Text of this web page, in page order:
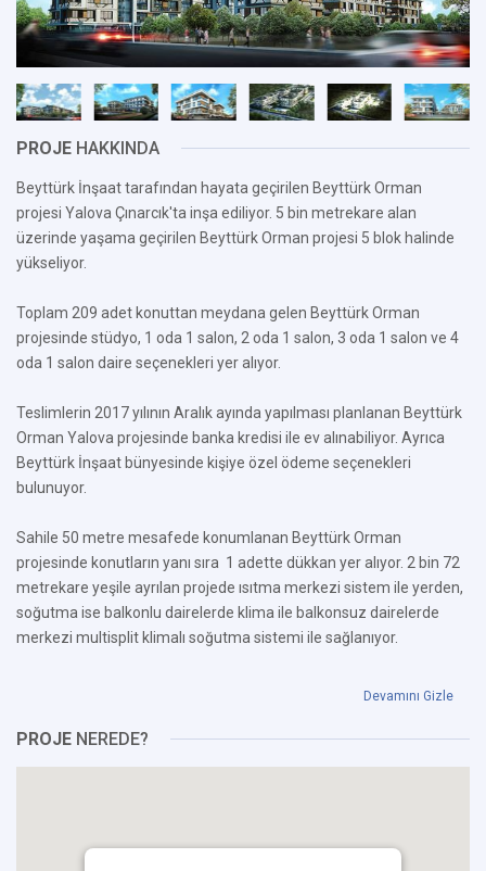
PROJE HAKKINDA
Beyttürk İnşaat tarafından hayata geçirilen Beyttürk Orman
projesi Yalova Çınarcık'ta inşa ediliyor. 5 bin metrekare alan
üzerinde yaşama geçirilen Beyttürk Orman projesi 5 blok halinde
yükseliyor.
Toplam 209 adet konuttan meydana gelen Beyttürk Orman
projesinde stüdyo, 1 oda 1 salon, 2 oda 1 salon, 3 oda 1 salon ve 4
oda 1 salon daire seçenekleri yer alıyor.
Teslimlerin 2017 yılının Aralık ayında yapılması planlanan Beyttürk
Orman Yalova projesinde banka kredisi ile ev alınabiliyor. Ayrıca
Beyttürk İnşaat bünyesinde kişiye özel ödeme seçenekleri
bulunuyor.
Sahile 50 metre mesafede konumlanan Beyttürk Orman
projesinde konutların yanı sıra 1 adette dükkan yer alıyor. 2 bin 72
metrekare yeşile ayrılan projede ısıtma merkezi sistem ile yerden,
soğutma ise balkonlu dairelerde klima ile balkonsuz dairelerde
merkezi multisplit klimalı soğutma sistemi ile sağlanıyor.
Devamını Gizle
PROJE NEREDE?